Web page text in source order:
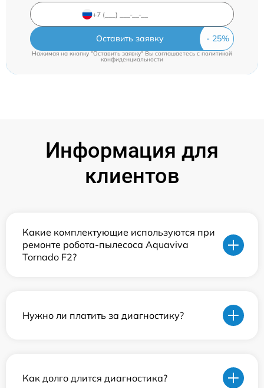
Оставить заявку
Нажимая на кнопку "Оставить заявку" Вы соглашаетесь c политикой
конфиденциальности
Информация для
клиентов
Какие комплектующие используются при
ремонте робота-пылесоса Aquaviva
Tornado F2?
Нужно ли платить за диагностику?
Как долго длится диагностика?